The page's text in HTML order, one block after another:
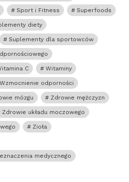
Sport i Fitness Superfoods
diety
Suplementy dla sportowców
C Witaminy
Wzmocnienie odporności
mózgu Zdrowie mężczyzn
Zdrowie układu moczowego
Zioła
medycznego